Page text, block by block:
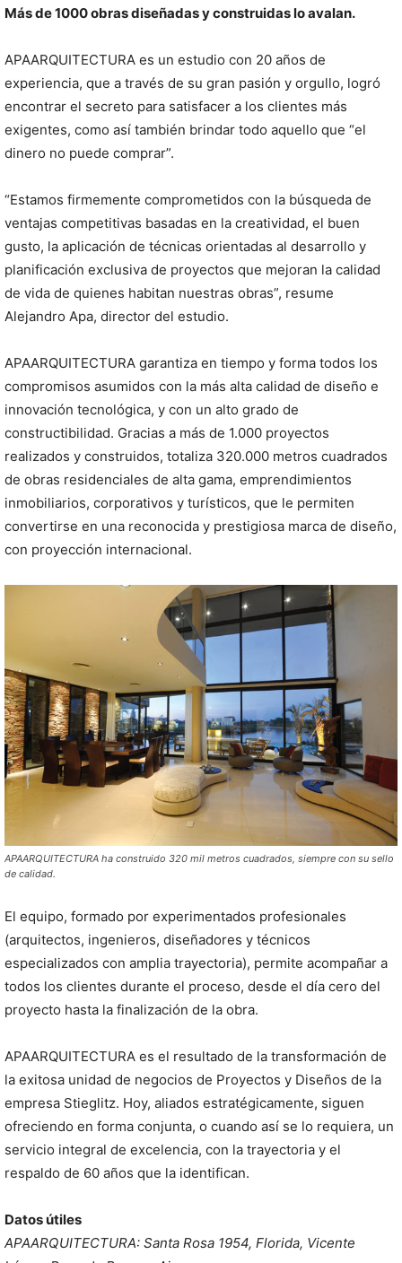
Más de 1000 obras diseñadas y construidas lo avalan.
APAARQUITECTURA es un estudio con 20 años de
experiencia, que a través de su gran pasión y orgullo, logró
encontrar el secreto para satisfacer a los clientes más
exigentes, como así también brindar todo aquello que “el
dinero no puede comprar”.
“Estamos firmemente comprometidos con la búsqueda de
ventajas competitivas basadas en la creatividad, el buen
gusto, la aplicación de técnicas orientadas al desarrollo y
planificación exclusiva de proyectos que mejoran la calidad
de vida de quienes habitan nuestras obras”, resume
Alejandro Apa, director del estudio.
APAARQUITECTURA garantiza en tiempo y forma todos los
compromisos asumidos con la más alta calidad de diseño e
innovación tecnológica, y con un alto grado de
constructibilidad. Gracias a más de 1.000 proyectos
realizados y construidos, totaliza 320.000 metros cuadrados
de obras residenciales de alta gama, emprendimientos
inmobiliarios, corporativos y turísticos, que le permiten
convertirse en una reconocida y prestigiosa marca de diseño,
con proyección internacional.
APAARQUITECTURA ha construido 320 mil metros cuadrados, siempre con su sello
de calidad.
El equipo, formado por experimentados profesionales
(arquitectos, ingenieros, diseñadores y técnicos
especializados con amplia trayectoria), permite acompañar a
todos los clientes durante el proceso, desde el día cero del
proyecto hasta la finalización de la obra.
APAARQUITECTURA es el resultado de la transformación de
la exitosa unidad de negocios de Proyectos y Diseños de la
empresa Stieglitz. Hoy, aliados estratégicamente, siguen
ofreciendo en forma conjunta, o cuando así se lo requiera, un
servicio integral de excelencia, con la trayectoria y el
respaldo de 60 años que la identifican.
Datos útiles
APAARQUITECTURA: Santa Rosa 1954, Florida, Vicente